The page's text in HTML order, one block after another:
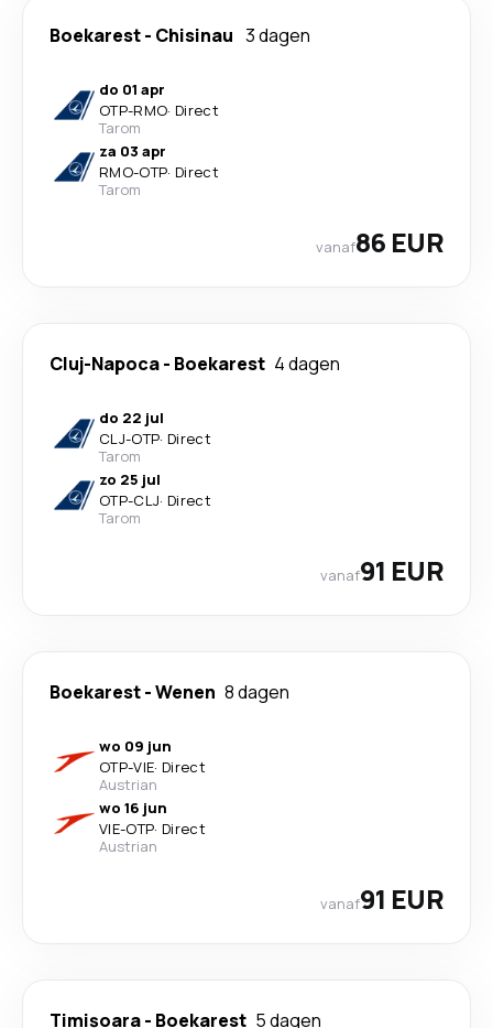
Boekarest- Chisinau 3 dagen
do 01 apr
OTP-RMO· Direct
Tarom
za 03 apr
RMO-OTP· Direct
Tarom
vanaf86 EUR
Cluj-Napoca- Boekarest 4 dagen
do 22 jul
CLJ-OTP· Direct
Tarom
zo 25 jul
OTP-CLJ· Direct
Tarom
vanaf91 EUR
Boekarest-Wenen 8 dagen
wo 09 jun
OTP-VIE· Direct
Austrian
wo 16 jun
VIE-OTP· Direct
Austrian
vanaf91 EUR
Timișoara- Boekarest 5 dagen